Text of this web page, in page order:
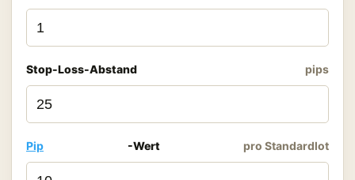
Stop-Loss-Abstand pips
Pip -Wert pro Standardlot